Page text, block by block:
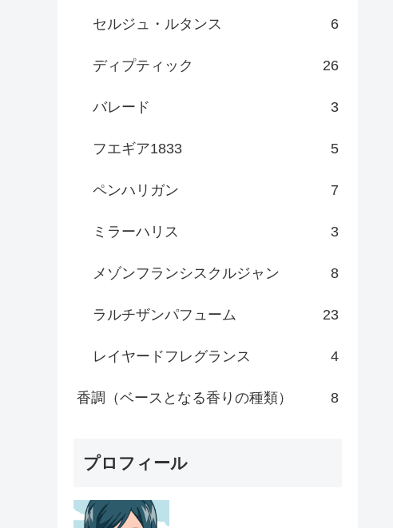
セルジュ・ルタンス 6
ディプティック 26
バレード 3
フエギア1833 5
ペンハリガン 7
ミラーハリス 3
メゾンフランシスクルジャン 8
ラルチザンパフューム 23
レイヤードフレグランス 4
香調（ベースとなる香りの種類） 8
プロフィール